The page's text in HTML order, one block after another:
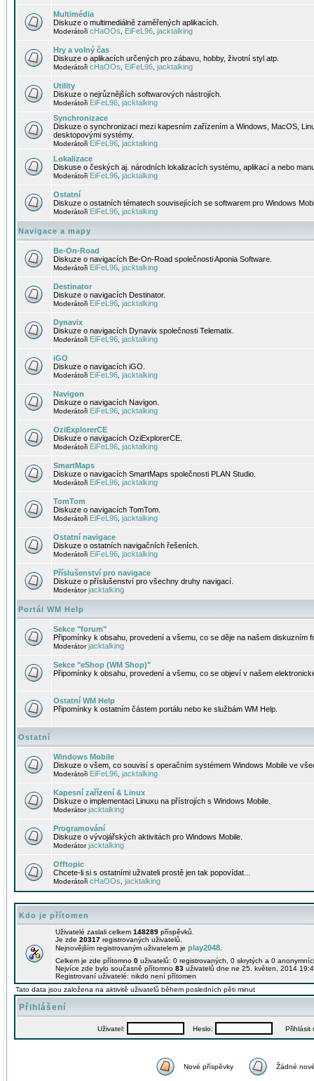
Multimédia
Diskuze o multimediálně zaměřených aplikacích.
Moderátoři cHaOOs EiFeL96 jacktalking
Hry a volný čas
Diskuze o aplikacích určených pro zábavu, hobby, životní styl atp.
Moderátoři cHaOOs EiFeL96 jacktalking
Utility
Diskuze o nejrůznějších softwarových nástrojích.
Moderátoři EiFeL96 jacktalking
Synchronizace
Diskuze o synchronizaci mezi kapesním zařízením a Windows, MacOS,
desktopovými systémy.
Moderátoři EiFeL96 jacktalking
Lokalizace
Diskuse o českých aj. národních lokalizacích systému, aplikací a nebo
Moderátoři EiFeL96 jacktalking
Ostatní
Diskuze o ostatních tématech souvisejících se softwarem pro Windows
Moderátoři EiFeL96 jacktalking
Navigace a mapy
Be-On-Road
Diskuze o navigacích Be-On-Road společnosti Aponia Software.
Moderátoři EiFeL96 jacktalking
Destinator
Diskuze o navigacích Destinator.
Moderátoři EiFeL96 jacktalking
Dynavix
Diskuze o navigacích Dynavix společnosti Telematix.
Moderátoři EiFeL96 jacktalking
iGO
Diskuze o navigacích iGO.
Moderátoři EiFeL96 jacktalking
Navigon
Diskuze o navigacích Navigon.
Moderátoři EiFeL96 jacktalking
OziExplorerCE
Diskuze o navigacích OziExplorerCE.
Moderátoři EiFeL96 jacktalking
SmartMaps
Diskuze o navigacích SmartMaps společnosti PLAN Studio.
Moderátoři EiFeL96 jacktalking
TomTom
Diskuze o navigacích TomTom.
Moderátoři EiFeL96 jacktalking
Ostatní navigace
Diskuze o ostatních navigačních řešeních.
Moderátoři EiFeL96 jacktalking
Příslušenství pro navigace
Diskuze o příslušenství pro všechny druhy navigací.
Moderátorjacktalking
Portál WM Help
Sekce "forum"
Připomínky k obsahu, provedení a všemu, co se děje na našem diskuzním
Moderátorjacktalking
Sekce "eShop (WM Shop)"
Připomínky k obsahu, provedení a všemu, co se objeví v našem
Ostatní WM Help
Připomínky k ostatním částem portálu nebo ke službám WM Help.
Ostatní
Windows Mobile
Diskuze o všem, co souvisí s operačním systémem Windows Mobile ve
Moderátoři EiFeL96 jacktalking
Kapesní zařízení & Linux
Diskuze o implementaci Linuxu na přístrojích s Windows Mobile.
Moderátorjacktalking
Programování
Diskuze o vývojářských aktivitách pro Windows Mobile.
Moderátorjacktalking
Offtopic
Chcete-li si s ostatními uživateli prostě jen tak popovídat...
Moderátoři cHaOOs jacktalking
Kdo je přítomen
Uživatelé zaslali celkem 148289 příspěvků.
Je zde 20317 registrovaných uživatelů.
Nejnovějším registrovaným uživatelem je play2048
Celkem je zde přítomno 0 uživatelů: 0 registrovaných, 0 skrytých a 0
Nejvíce zde bylo současně přítomno 83 uživatelů dne ne 25. květen, 2014
Registrovaní uživatelé: nikdo není přítomen
Tato data jsou založena na aktivitě uživatelů během posledních pěti minut
Přihlášení
Uživatel: Heslo: Přihlásit
Nové příspěvky Žádné